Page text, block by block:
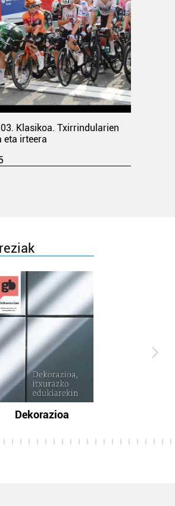
Klasikoa. Txirrindularien
eta irteera
Dekorazioa